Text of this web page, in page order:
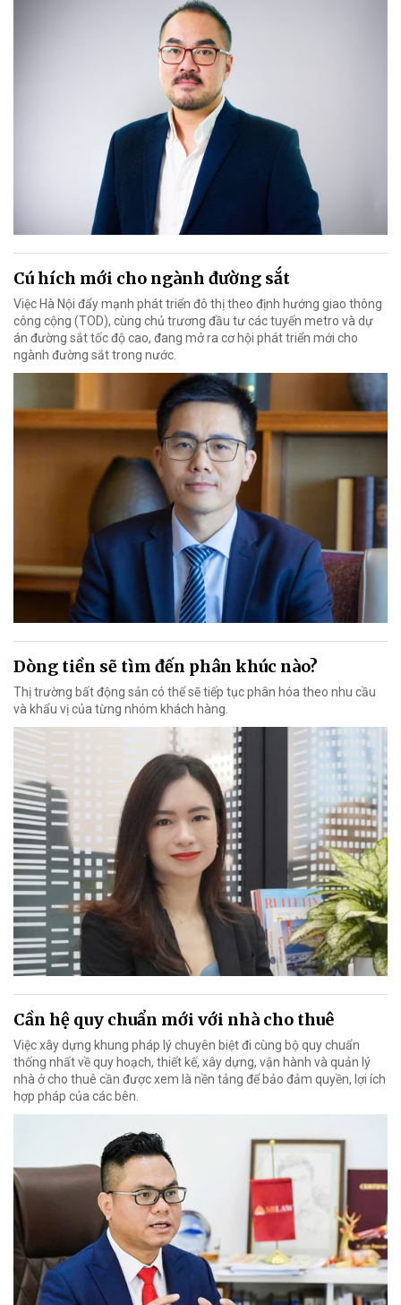
Cú hích mới cho ngành đường sắt
Việc Hà Nội đẩy mạnh phát triển đô thị theo định hướng giao thông
công cộng (TOD), cùng chủ trương đầu tư các tuyến metro và dự
án đường sắt tốc độ cao, đang mở ra cơ hội phát triển mới cho
ngành đường sắt trong nước.
Dòng tiền sẽ tìm đến phân khúc nào?
Thị trường bất động sản có thể sẽ tiếp tục phân hóa theo nhu cầu
và khẩu vị của từng nhóm khách hàng.
Cần hệ quy chuẩn mới với nhà cho thuê
Việc xây dựng khung pháp lý chuyên biệt đi cùng bộ quy chuẩn
thống nhất về quy hoạch, thiết kế, xây dựng, vận hành và quản lý
nhà ở cho thuê cần được xem là nền tảng để bảo đảm quyền, lợi ích
hợp pháp của các bên.